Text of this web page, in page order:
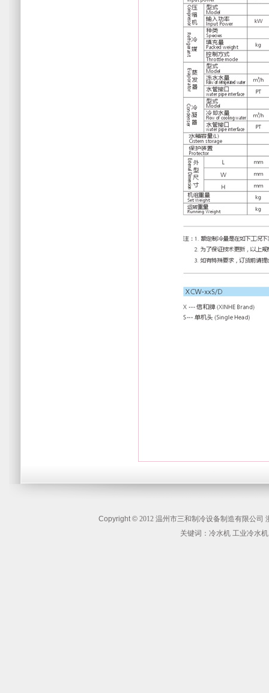
Copyright © 2012 温州市三和制冷设备制造有限公司
关键词：冷水机 工业冷水